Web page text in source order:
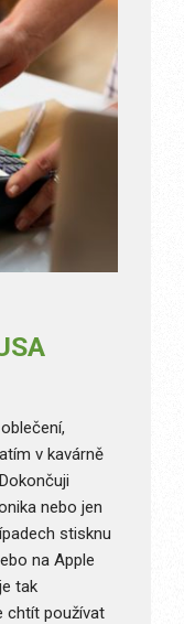
v kavárně
nebo jen
stisknu
na Apple
tak
chtít používat